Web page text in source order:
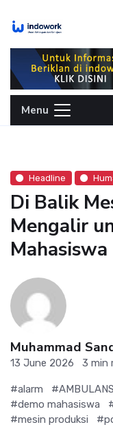
Menu
Headline
Di Balik
Mengalir
Mahasiswa
Muhammad
13 June 2026 3 min
#alarm #AMBULANS
#demo mahasiswa
#mesin produksi